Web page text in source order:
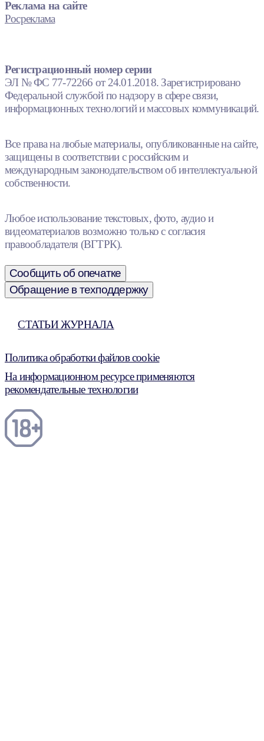
Реклама на сайте
Росреклама
Регистрационный номер серии
ЭЛ № ФС 77-72266 от 24.01.2018. Зарегистрировано
Федеральной службой по надзору в сфере связи,
информационных технологий и массовых коммуникаций.
Все права на любые материалы, опубликованные на сайте,
защищены в соответствии с российским и
международным законодательством об интеллектуальной
собственности.
Любое использование текстовых, фото, аудио и
видеоматериалов возможно только с согласия
правообладателя (ВГТРК).
Сообщить об опечатке
Обращение в техподдержку
СТАТЬИ ЖУРНАЛА
Политика обработки файлов cookie
На информационном ресурсе применяются
рекомендательные технологии